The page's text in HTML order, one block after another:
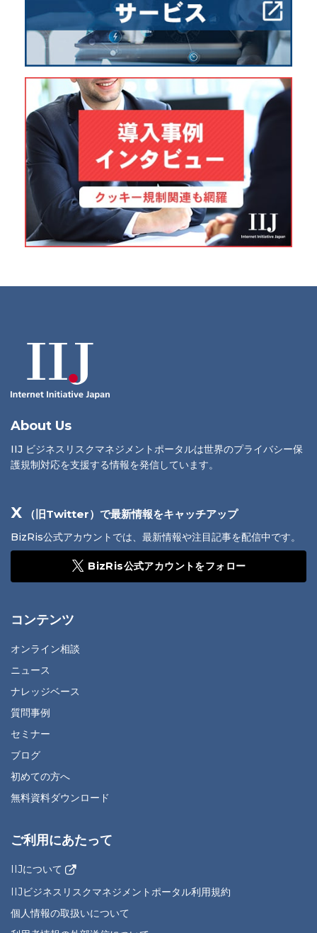
About Us
IIJ ビジネスリスクマネジメントポータルは世界のプライバシー保
護規制対応を支援する情報を発信しています。
X （旧Twitter）で最新情報をキャッチアップ
BizRis公式アカウントでは、最新情報や注目記事を配信中です。
BizRis公式アカウントをフォロー
コンテンツ
オンライン相談
ニュース
ナレッジベース
質問事例
セミナー
ブログ
初めての方へ
無料資料ダウンロード
ご利用にあたって
IIJについて
IIJビジネスリスクマネジメントポータル利用規約
個人情報の取扱いについて